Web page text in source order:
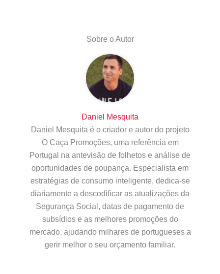
Sobre o Autor
Daniel Mesquita
Daniel Mesquita é o criador e autor do projeto
O Caça Promoções, uma referência em
Portugal na antevisão de folhetos e análise de
oportunidades de poupança. Especialista em
estratégias de consumo inteligente, dedica-se
diariamente a descodificar as atualizações da
Segurança Social, datas de pagamento de
subsídios e as melhores promoções do
mercado, ajudando milhares de portugueses a
gerir melhor o seu orçamento familiar.